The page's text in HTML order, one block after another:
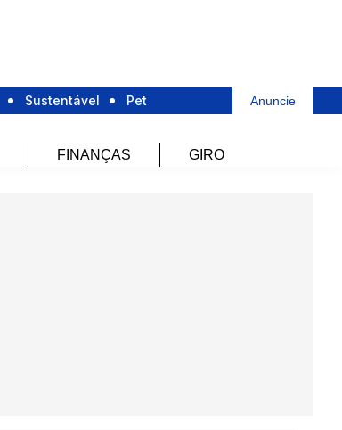
Sustentável Pet Anuncie
FINANÇAS GIRO